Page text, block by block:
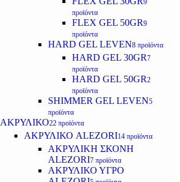
9
προϊόντα
FLEX GEL 50GR9
προϊόντα
HARD GEL LEVEN8 προϊόντα
HARD GEL 30GR7
προϊόντα
HARD GEL 50GR2
προϊόντα
SHIMMER GEL LEVEN5
προϊόντα
ΑΚΡΥΛΙΚΟ22 προϊόντα
ΑΚΡΥΛΙΚΟ ALEZORI14 προϊόντα
ΑΚΡΥΛΙΚΗ ΣΚΟΝΗ
ALEZORI7 προϊόντα
ΑΚΡΥΛΙΚΟ ΥΓΡΟ